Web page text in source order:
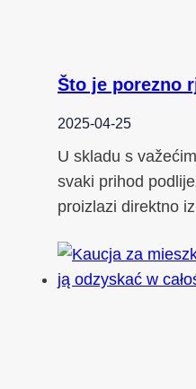
Što je porezno
2025-04-25
U skladu s
svaki prihod
proizlazi direktno